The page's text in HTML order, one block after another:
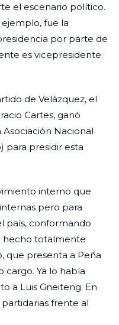
el escenario político.
fue la
por parte de
es vicepresidente
de Velázquez, el
Cartes, ganó
Nacional
para presidir esta
interno que
pero para
país, conformando
hecho totalmente
que presenta a Peña
cargo. Ya lo había
a Luis Gneiteng. En
frente al